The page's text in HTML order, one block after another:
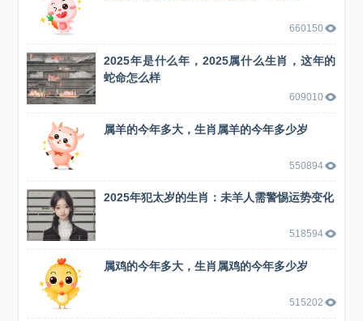
660150
2025年是什么年，2025属什么生肖，这年的
蛇命怎么样
609010
属羊的今年多大，生肖属羊的今年多少岁
550894
2025年犯太岁的生肖：未羊人需警惕运势变化
518594
属鸡的今年多大，生肖属鸡的今年多少岁
515202